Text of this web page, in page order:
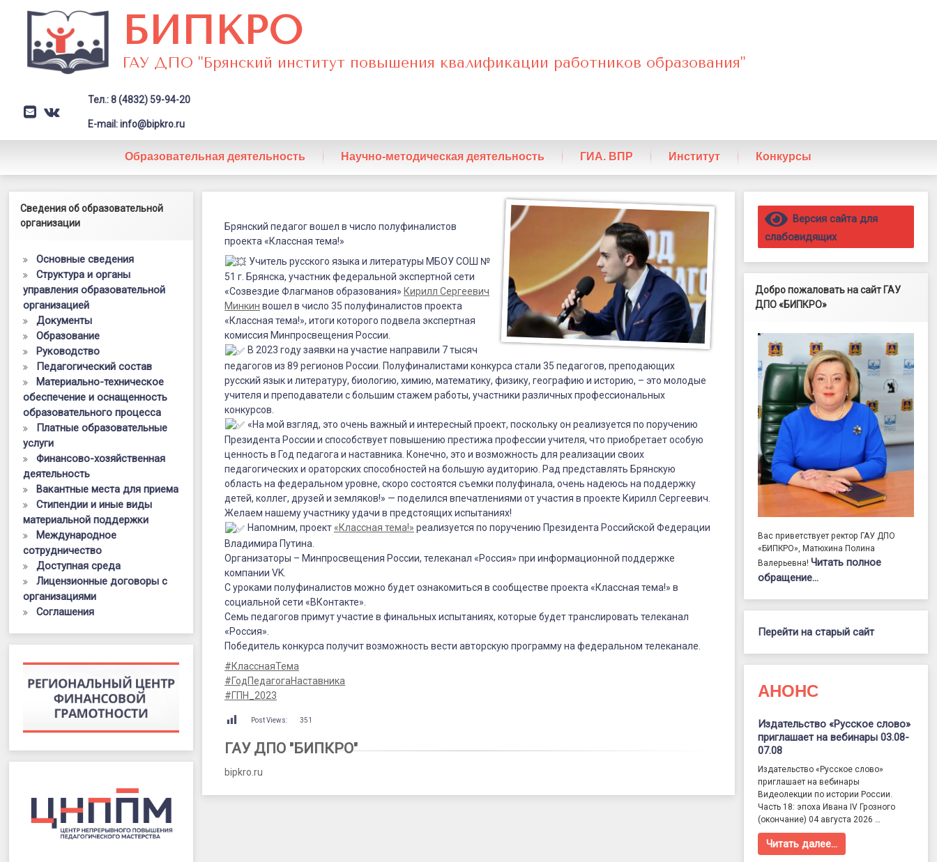
содержимому
БИПКРО
ГАУ ДПО "Брянский институт повышения квалификации работников образования"
E-mail
VK Заголовок сайта → второстепенный
Тел.: 8 (4832) 59-94-20
E-mail: info@bipkro.ru
Образовательная деятельность Научно-методическая деятельность ГИА. ВПР Институт Конкурсы
педагог
вошел
число
полуфиналистов
проекта
«Классная
тема!»
ГАУ ДПО "БИПКРО"
наставника,Новости,
Флагманы образования
Брянский педагог вошел в число полуфиналистов
проекта «Классная тема!»
Учитель русского языка и литературы МБОУ СОШ №
51 г. Брянска, участник федеральной экспертной сети
«Созвездие Флагманов образования» Кирилл Сергеевич
Минкин вошел в число 35 полуфиналистов проекта
«Классная тема!», итоги которого подвела экспертная
комиссия Минпросвещения России.
В 2023 году заявки на участие направили 7 тысяч
педагогов из 89 регионов России. Полуфиналистами конкурса стали 35 педагогов, преподающих
русский язык и литературу, биологию, химию, математику, физику, географию и историю, – это молодые
учителя и преподаватели с большим стажем работы, участники различных профессиональных
конкурсов.
«На мой взгляд, это очень важный и интересный проект, поскольку он реализуется по поручению
Президента России и способствует повышению престижа профессии учителя, что приобретает особую
ценность в Год педагога и наставника. Конечно, это и возможность для реализации своих
педагогических и ораторских способностей на большую аудиторию. Рад представлять Брянскую
область на федеральном уровне, скоро состоятся съемки полуфинала, очень надеюсь на поддержку
детей, коллег, друзей и земляков!» — поделился впечатлениями от участия в проекте Кирилл Сергеевич.
Желаем нашему участнику удачи в предстоящих испытаниях!
Напомним, проект «Классная тема!» реализуется по поручению Президента Российской Федерации
Владимира Путина.
Организаторы – Минпросвещения России, телеканал «Россия» при информационной поддержке
компании VK.
С уроками полуфиналистов можно будет ознакомиться в сообществе проекта «Классная тема!» в
социальной сети «ВКонтакте».
Семь педагогов примут участие в финальных испытаниях, которые будет транслировать телеканал
«Россия».
Победитель конкурса получит возможность вести авторскую программу на федеральном телеканале.
#КласснаяТема
#ГодПедагогаНаставника
#ГПН_2023
Post Views: 351
ГАУ ДПО "БИПКРО"
bipkro.ru
Левый сайдбар
Сведения об образовательной
организации
Основные сведения
Структура и органы
управления образовательной
организацией
Документы
Образование
Руководство
Педагогический состав
Материально-техническое
обеспечение и оснащенность
образовательного процесса
Платные образовательные
услуги
Финансово-хозяйственная
деятельность
Вакантные места для приема
Стипендии и иные виды
материальной поддержки
Международное
сотрудничество
Доступная среда
Лицензионные договоры с
организациями
Соглашения
Правый сайдбар
Версия сайта для
слабовидящих
Добро пожаловать на сайт ГАУ
ДПО «БИПКРО»
Вас приветствует ректор ГАУ ДПО
«БИПКРО», Матюхина Полина
Валерьевна!Читать полное
обращение…
Перейти на старый сайт
АНОНС
Издательство «Русское слово»
приглашает на вебинары 03.08-
07.08
Издательство «Русское слово»
приглашает на вебинары
Видеолекции по истории России.
Часть 18: эпоха Ивана IV Грозного
(окончание) 04 августа 2026 …
Читать далее…